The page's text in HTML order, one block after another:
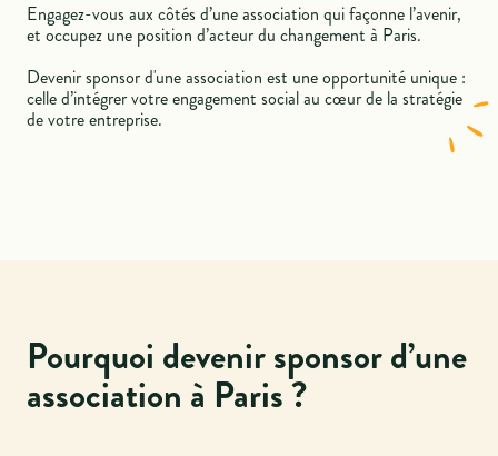
Engagez-vous aux côtés d’une association qui façonne l’avenir,
et occupez une position d’acteur du changement à Paris.
Devenir sponsor d'une association est une opportunité unique :
celle d’intégrer votre engagement social au cœur de la stratégie
de votre entreprise.
Pourquoi devenir sponsor d’une
association à Paris ?